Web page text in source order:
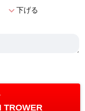
expand_more下げる
TROWER